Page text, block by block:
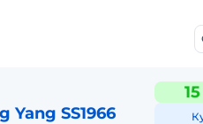
SS1966